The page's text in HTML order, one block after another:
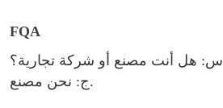
FQA
س: هل أنت مصنع أو شركة تجارية؟
ج: نحن مصنع.